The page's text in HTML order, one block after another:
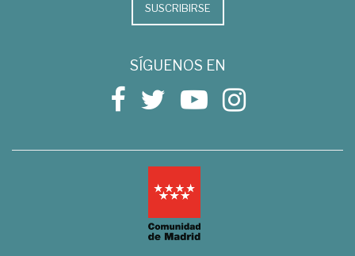
SUSCRIBIRSE
SÍGUENOS EN